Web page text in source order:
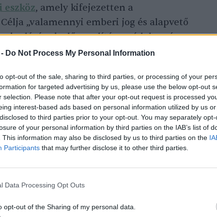
Do Not Process My Personal Information
opt-out of the sale, sharing to third parties, or processing of your
for targeted advertising by us, please use the below opt-out
selection. Please note that after your opt-out request is processed
interest-based ads based on personal information utilized by us
to third parties prior to your opt-out. You may separately
of your personal information by third parties on the IAB’s list of
This information may also be disclosed by us to third parties on the
Participants that may further disclose it to other third parties.
Data Processing Opt Outs
opt-out of the Sharing of my personal data.
eszköz, amely kifejezetten a
„valamennyi emberi jog és alapvető
előmozdítása, védelme és
élő személy számára, és a
tartásának előmozdítása”.
1992, amikor a nemzetközi
nemzetközi ünnepének megtartását
3-án.
élet felé – Fogyatékkal